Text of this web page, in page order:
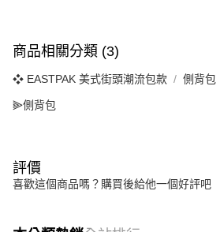
商品相關分類 (3)
❖ EASTPAK 美式街頭潮流包款 側背包
⫸側背包
評價
喜歡這個商品嗎？購買後給他一個好評吧